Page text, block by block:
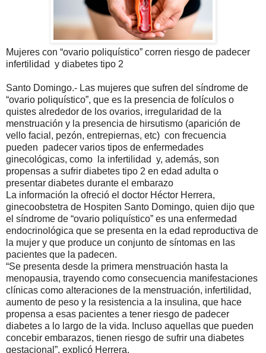
Mujeres con “ovario poliquístico” corren riesgo de padecer
infertilidad y diabetes tipo 2
Santo Domingo.- Las mujeres que sufren del síndrome de
“ovario poliquístico”, que es la presencia de folículos o
quistes alrededor de los ovarios, irregularidad de la
menstruación y la presencia de hirsutismo (aparición de
vello facial, pezón, entrepiernas, etc) con frecuencia
pueden padecer varios tipos de enfermedades
ginecológicas, como la infertilidad y, además, son
propensas a sufrir diabetes tipo 2 en edad adulta o
presentar diabetes durante el embarazo
La información la ofreció el doctor Héctor Herrera,
ginecoobstetra de Hospiten Santo Domingo, quien dijo que
el síndrome de “ovario poliquístico” es una enfermedad
endocrinológica que se presenta en la edad reproductiva de
la mujer y que produce un conjunto de síntomas en las
pacientes que la padecen.
“Se presenta desde la primera menstruación hasta la
menopausia, trayendo como consecuencia manifestaciones
clínicas como alteraciones de la menstruación, infertilidad,
aumento de peso y la resistencia a la insulina, que hace
propensa a esas pacientes a tener riesgo de padecer
diabetes a lo largo de la vida. Incluso aquellas que pueden
concebir embarazos, tienen riesgo de sufrir una diabetes
gestacional”, explicó Herrera.